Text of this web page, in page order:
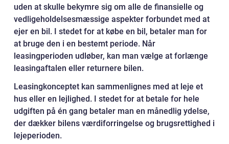
uden at skulle bekymre sig om alle de finansielle og
vedligeholdelsesmæssige aspekter forbundet med at
ejer en bil. I stedet for at købe en bil, betaler man for
at bruge den i en bestemt periode. Når
leasingperioden udløber, kan man vælge at forlænge
leasingaftalen eller returnere bilen.
Leasingkonceptet kan sammenlignes med at leje et
hus eller en lejlighed. I stedet for at betale for hele
udgiften på én gang betaler man en månedlig ydelse,
der dækker bilens værdiforringelse og brugsrettighed i
lejeperioden.